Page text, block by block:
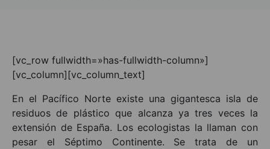
[vc_row fullwidth=»has-fullwidth-column»]
[vc_column][vc_column_text]
En el Pacífico Norte existe una gigantesca isla de
residuos de plástico que alcanza ya tres veces la
extensión de España. Los ecologistas la llaman con
pesar el Séptimo Continente. Se trata de un